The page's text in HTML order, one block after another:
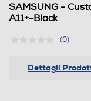
SAMSUNG -
A11+-Black
(0)
Dettagli